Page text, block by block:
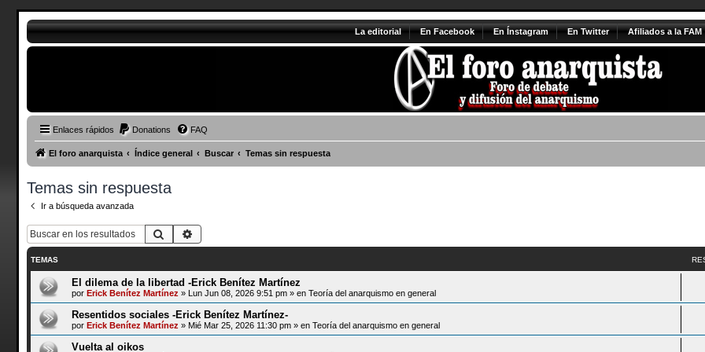
La editorial En Facebook En Ínstagram En Twitter Afiliados a la FAM
Enlaces rápidos Donations FAQ
El foro anarquista Índice general Buscar Temas sin respuesta
Temas sin respuesta
Ir a búsqueda avanzada
Buscar
TEMAS
El dilema de la libertad -Erick Benítez Martínez
por Erick Benítez Martínez » Lun Jun 08, 2026 9:51 pm» en Teoría del anarquismo en general
Resentidos sociales -Erick Benítez Martínez-
por Erick Benítez Martínez » Mié Mar 25, 2026 11:30 pm» en Teoría del anarquismo en general
Vuelta al oikos